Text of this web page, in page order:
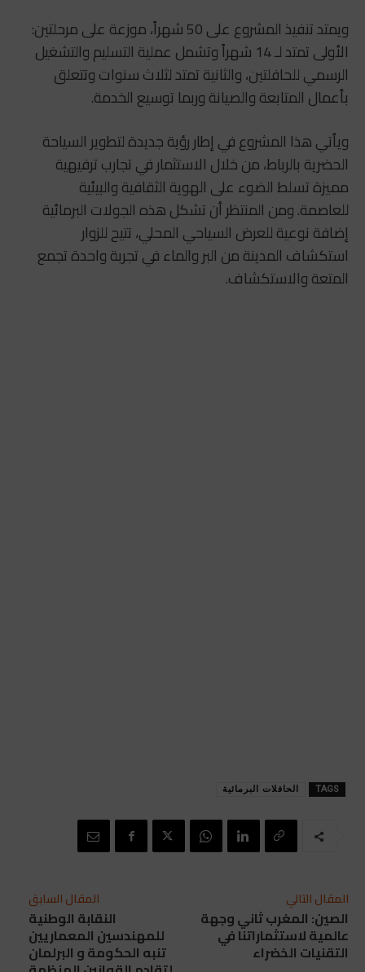
ويمتد تنفيذ المشروع على 50 شهراً، موزعة على مرحلتين:
الأولى تمتد لـ 14 شهراً وتشمل عملية التسليم والتشغيل
الرسمي للحافلتين، والثانية تمتد لثلاث سنوات وتتعلق
بأعمال المتابعة والصيانة وربما توسيع الخدمة.
ويأتي هذا المشروع في إطار رؤية جديدة لتطوير السياحة
الحضرية بالرباط، من خلال الاستثمار في تجارب ترفيهية
مميزة تسلط الضوء على الهوية الثقافية والبيئية
للعاصمة. ومن المنتظر أن تشكل هذه الجولات البرمائية
إضافة نوعية للعرض السياحي المحلي، تتيح للزوار
استكشاف المدينة من البر والماء في تجربة واحدة تجمع
المتعة والاستكشاف.
TAGS الحافلات البرمائية
المقال السابق
النقابة الوطنية
للمهندسين المعماريين
تنبه الحكومة و البرلمان
المقال التالي
الصين: المغرب ثاني وجهة
عالمية لاستثماراتنا في
التقنيات الخضراء